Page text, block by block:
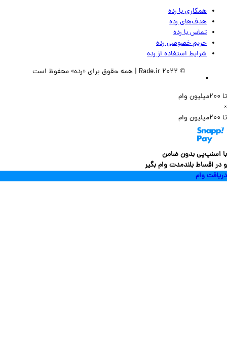
همکاری با رده
هدف‌های رده
تماس‌ با‌ رده
حریم خصوصی رده
شرایط استفاده از رده
بدون ضامن
بلندمدت وام بگیر
وام